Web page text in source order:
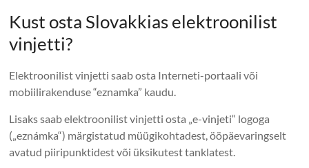
Kust osta Slovakkias elektroonilist
vinjetti?
Elektroonilist vinjetti saab osta Interneti-portaali või
mobiilirakenduse “eznamka” kaudu.
Lisaks saab elektroonilist vinjetti osta „e-vinjeti“ logoga
(„eznámka“) märgistatud müügikohtadest, ööpäevaringselt
avatud piiripunktidest või üksikutest tanklatest.